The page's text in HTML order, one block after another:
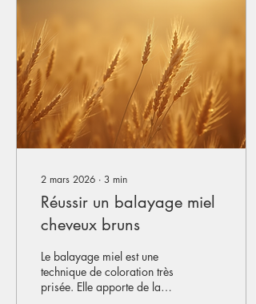
2 mars 2026 ∙ 3 min
Réussir un balayage miel
cheveux bruns
Le balayage miel est une
technique de coloration très
prisée. Elle apporte de la